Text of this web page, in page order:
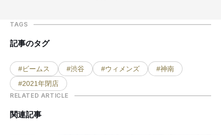
TAGS
記事のタグ
#ビームス #渋谷 #ウィメンズ
#神南
#2021年閉店
RELATED ARTICLE
関連記事